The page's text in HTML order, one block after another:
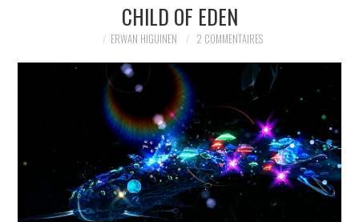
SÉRIES
JEU VIDÉO
AUTRES
CHILD OF EDEN
ERWAN HIGUINEN 2 COMMENTAIRES